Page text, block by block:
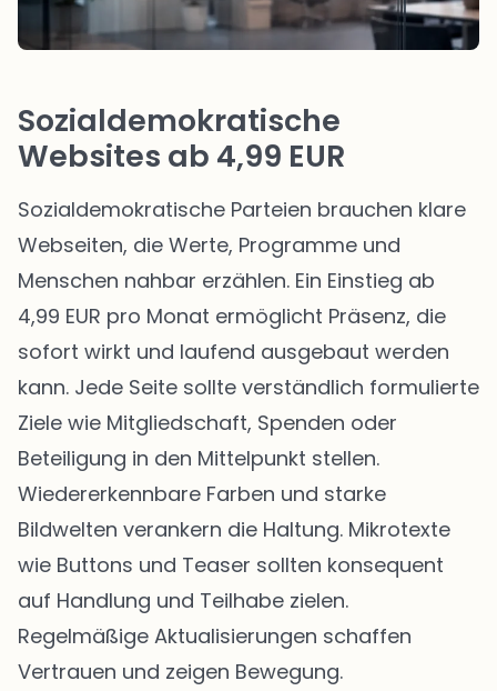
Sozialdemokratische
Websites ab 4,99 EUR
Sozialdemokratische Parteien brauchen klare
Webseiten, die Werte, Programme und
Menschen nahbar erzählen. Ein Einstieg ab
4,99 EUR pro Monat ermöglicht Präsenz, die
sofort wirkt und laufend ausgebaut werden
kann. Jede Seite sollte verständlich formulierte
Ziele wie Mitgliedschaft, Spenden oder
Beteiligung in den Mittelpunkt stellen.
Wiedererkennbare Farben und starke
Bildwelten verankern die Haltung. Mikrotexte
wie Buttons und Teaser sollten konsequent
auf Handlung und Teilhabe zielen.
Regelmäßige Aktualisierungen schaffen
Vertrauen und zeigen Bewegung.